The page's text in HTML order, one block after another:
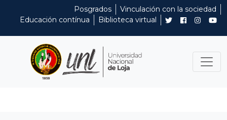
Posgrados
Vinculación con la sociedad
Educación contínua
Biblioteca virtual